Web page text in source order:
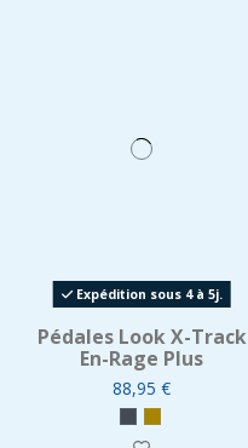
Expédition sous 4 à 5j.
Pédales Look X-Track
En-Rage Plus
88,95 €